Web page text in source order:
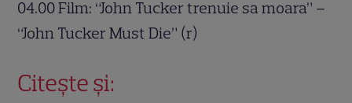
04.00 Film: “John Tucker trenuie sa moara” –
“John Tucker Must Die” (r)
Citește și: